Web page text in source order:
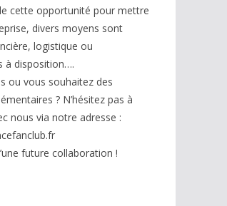
cette opportunité pour mettre
divers moyens sont
logistique ou
à disposition….
ou vous souhaitez des
? N’hésitez pas à
nous via notre adresse :
future collaboration !